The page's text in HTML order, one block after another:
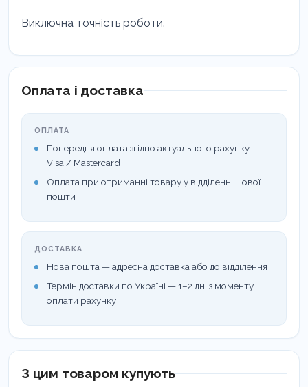
Виключна точність роботи.
Оплата і доставка
ОПЛАТА
Попередня оплата згідно актуального рахунку —
Visa / Mastercard
Оплата при отриманні товару у відділенні Нової
пошти
ДОСТАВКА
Нова пошта — адресна доставка або до відділення
Термін доставки по Україні — 1–2 дні з моменту
оплати рахунку
З цим товаром купують